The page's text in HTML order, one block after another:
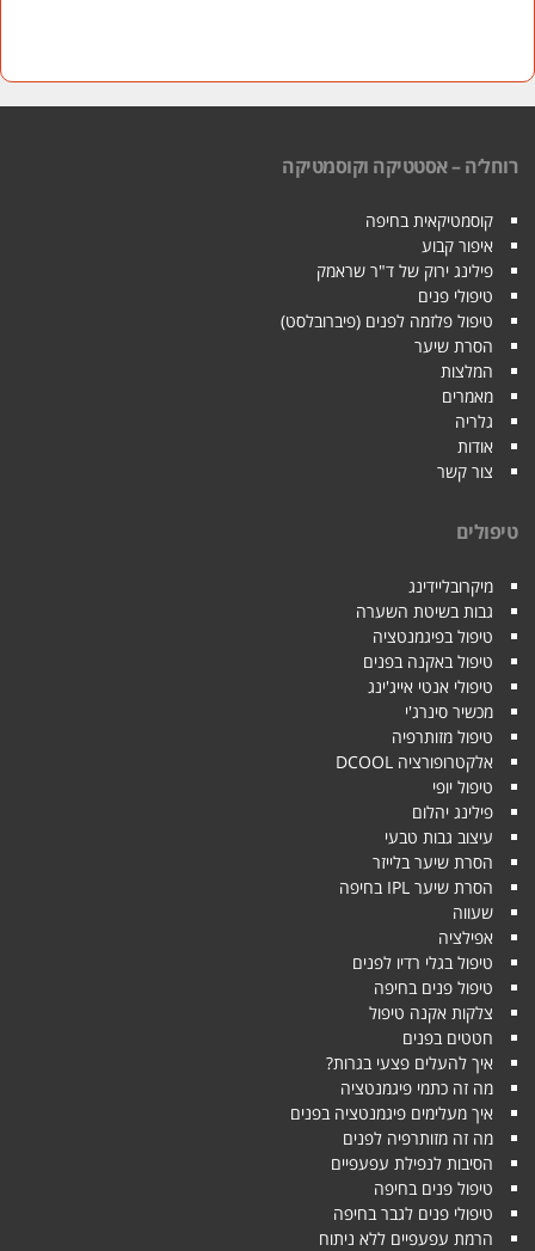
רוחל׳ה – אסטטיקה וקוסמטיקה
קוסמטיקאית בחיפה
איפור קבוע
פילינג ירוק של ד"ר שראמק
טיפולי פנים
טיפול פלזמה לפנים (פיברובלסט)
הסרת שיער
המלצות
מאמרים
גלריה
אודות
צור קשר
טיפולים
מיקרובליידינג
גבות בשיטת השערה
טיפול בפיגמנטציה
טיפול באקנה בפנים
טיפולי אנטי אייג'ינג
מכשיר סינרג'י
טיפול מזותרפיה
אלקטרופורציה DCOOL
טיפול יופי
פילינג יהלום
עיצוב גבות טבעי
הסרת שיער בלייזר
הסרת שיער IPL בחיפה
שעווה
אפילציה
טיפול בגלי רדיו לפנים
טיפול פנים בחיפה
צלקות אקנה טיפול
חטטים בפנים
איך להעלים פצעי בגרות?
מה זה כתמי פיגמנטציה
איך מעלימים פיגמנטציה בפנים
מה זה מזותרפיה לפנים
הסיבות לנפילת עפעפיים
טיפול פנים בחיפה
טיפולי פנים לגבר בחיפה
הרמת עפעפיים ללא ניתוח